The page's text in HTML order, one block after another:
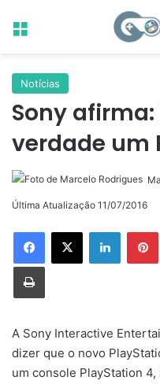
Menu
Notícias
Sony
verdade um
Última Atualização 11/07/2016
Linkedin
Imprimir
A Sony Interactive
dizer que o novo
um console PlayStation